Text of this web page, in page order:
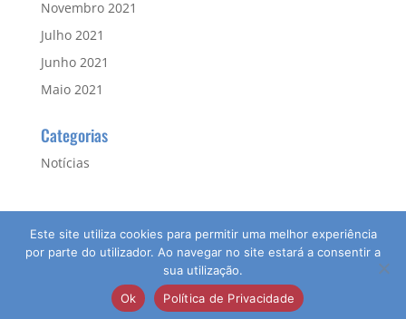
Novembro 2021
Julho 2021
Junho 2021
Maio 2021
Categorias
Notícias
© 2026 Agrupamento de Escolas da Guia | Direitos
Reservados | Desenvolvido por:pedroferraz.com
Este site utiliza cookies para permitir uma melhor experiência
por parte do utilizador. Ao navegar no site estará a consentir a
sua utilização.
Ok
Política de Privacidade